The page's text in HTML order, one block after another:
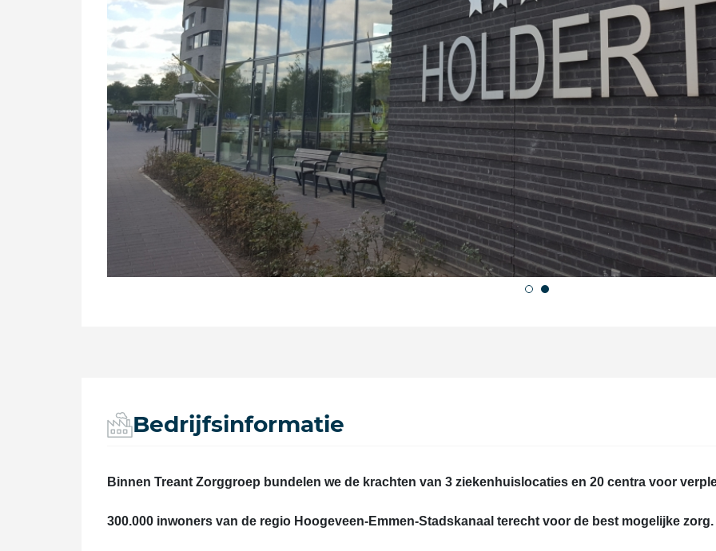
Bedrijfsinformatie
Binnen Treant Zorggroep bundelen we de krachten van 3 ziekenhuislocaties en 20 centra voor
300.000 inwoners van de regio Hoogeveen-Emmen-Stadskanaal terecht voor de best mogelijke